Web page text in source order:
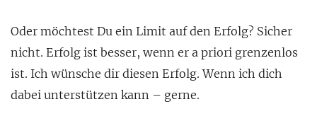
Oder möchtest Du ein Limit auf den Erfolg? Sicher
nicht. Erfolg ist besser, wenn er a priori grenzenlos
ist. Ich wünsche dir diesen Erfolg. Wenn ich dich
dabei unterstützen kann – gerne.